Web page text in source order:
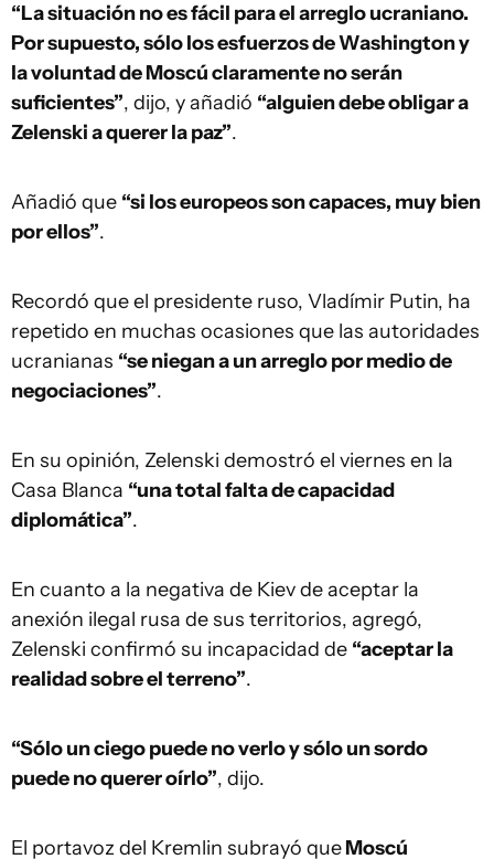
“La situación no es fácil para el arreglo ucraniano.
Por supuesto, sólo los esfuerzos de Washington y
la voluntad de Moscú claramente no serán
suficientes”, dijo, y añadió “alguien debe obligar a
Zelenski a querer la paz”.
Añadió que “si los europeos son capaces, muy bien
por ellos”.
Recordó que el presidente ruso, Vladímir Putin, ha
repetido en muchas ocasiones que las autoridades
ucranianas “se niegan a un arreglo por medio de
negociaciones”.
En su opinión, Zelenski demostró el viernes en la
Casa Blanca “una total falta de capacidad
diplomática”.
En cuanto a la negativa de Kiev de aceptar la
anexión ilegal rusa de sus territorios, agregó,
Zelenski confirmó su incapacidad de “aceptar la
realidad sobre el terreno”.
“Sólo un ciego puede no verlo y sólo un sordo
puede no querer oírlo”, dijo.
El portavoz del Kremlin subrayó queMoscú